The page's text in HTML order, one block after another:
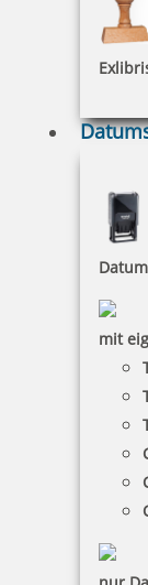
mit
weitere
für
Kissen blau/
Colop